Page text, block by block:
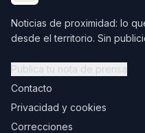
Noticias de proximidad: lo
desde el territorio. Sin
Publica tu nota de prensa
Contacto
Privacidad y cookies
Correcciones